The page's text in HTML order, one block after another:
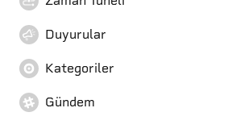
Duyurular
Kategoriler
Gündem